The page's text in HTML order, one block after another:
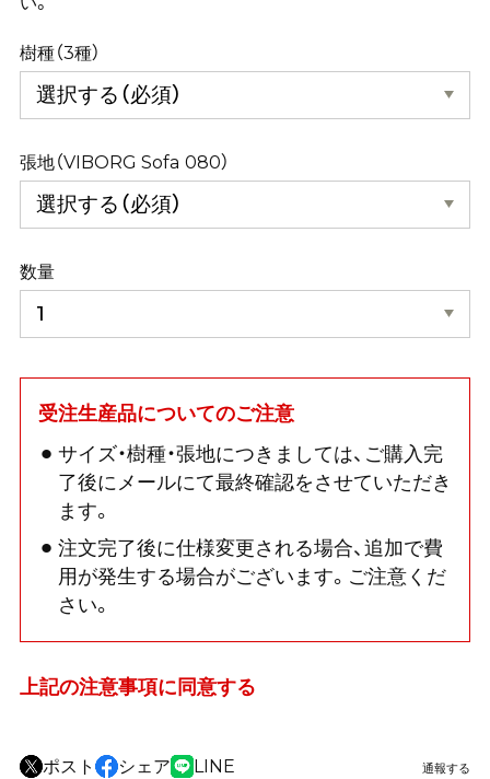
樹種（3種）
張地（VIBORG Sofa 080）
数量
受注生産品についてのご注意
サイズ・樹種・張地につきましては、ご購入完
了後にメールにて最終確認をさせていただき
ます。
注文完了後に仕様変更される場合、追加で費
用が発生する場合がございます。ご注意くだ
さい。
上記の注意事項に同意する
ポスト シェア LINE 通報する